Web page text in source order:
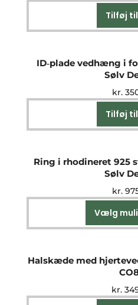
Tilføj
ID‑plade vedhæng i
Sølv
kr.
Tilføj
Ring i rhodineret 925
Sølv
kr.
Vælg
Halskæde med
kr.